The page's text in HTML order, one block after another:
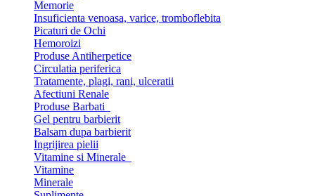
Memorie
Insuficienta venoasa, varice, tromboflebita
Picaturi de Ochi
Hemoroizi
Produse Antiherpetice
Circulatia periferica
Tratamente, plagi, rani, ulceratii
Afectiuni Renale
Produse Barbati
Gel pentru barbierit
Balsam dupa barbierit
Ingrijirea pielii
Vitamine si Minerale
Vitamine
Minerale